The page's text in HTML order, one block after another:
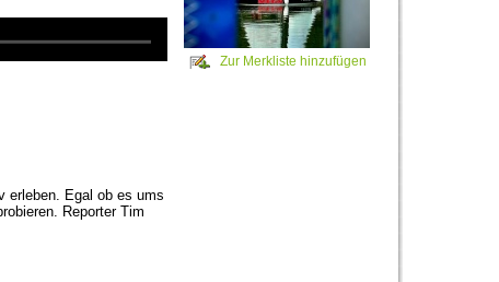
Zur Merkliste hinzufügen
erleben. Egal ob es ums
Reporter Tim